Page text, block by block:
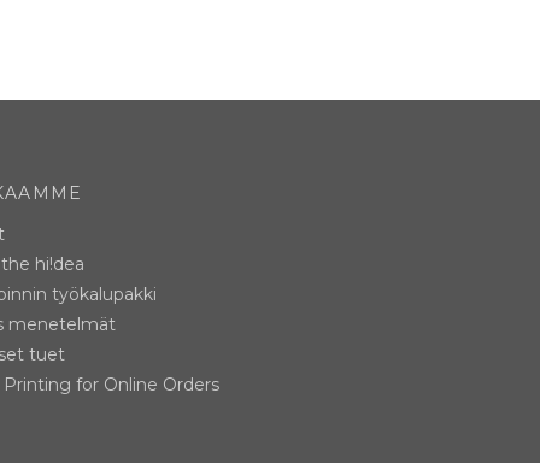
hi!dea
työkalupakki
menetelmät
tuet
for Online Orders